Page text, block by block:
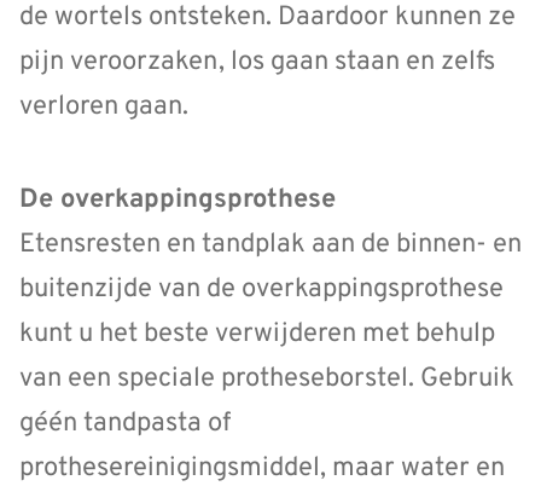
de wortels ontsteken. Daardoor kunnen ze
pijn veroorzaken, los gaan staan en zelfs
verloren gaan.
De overkappingsprothese
Etensresten en tandplak aan de binnen- en
buitenzijde van de overkappingsprothese
kunt u het beste verwijderen met behulp
van een speciale protheseborstel. Gebruik
géén tandpasta of
prothesereinigingsmiddel, maar water en